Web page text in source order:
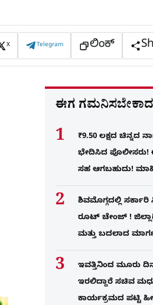
X Telegram ಲಿಂಕ್
ಈಗ
₹9.50 ಲಕ್ಷದ ಚಿನ್ನದ
ಭೇದಿಸಿದ
ಸಹ ಆಗಬಹುದು!
ಶಿವಮೊಗ್ಗದಲ್ಲಿ
ರೂಟ್ ಚೇಂಜ್ !
ಮತ್ತು ಬದಲಾದ
ಇವತ್ತಿನಿಂದ ಮೂರು
ಇರಲಿದ್ದಾರೆ ಸಚಿವ
ಕಾರ್ಯಕ್ರಮದ ಪಟ್ಟಿ